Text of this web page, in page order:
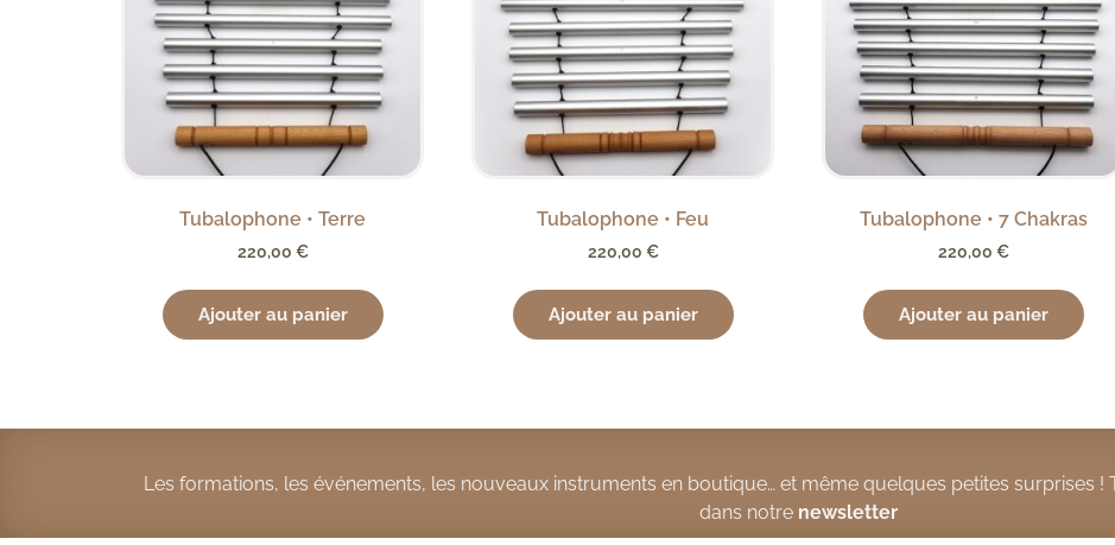
Tubalophone • Terre
220,00 €
Ajouter au panier
Tubalophone • Feu
220,00 €
Ajouter au panier
Tubalophone • 7 Chakras
220,00 €
Ajouter au panier
Les formations, les événements, les nouveaux instruments en boutique… et même quelques petites surprises
dans notre newsletter